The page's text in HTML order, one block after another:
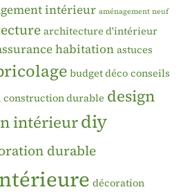
intérieur aménagement neuf
architecture d'intérieur
habitation astuces
budget déco conseils
construction durable design
intérieurdiy
durable
décoration